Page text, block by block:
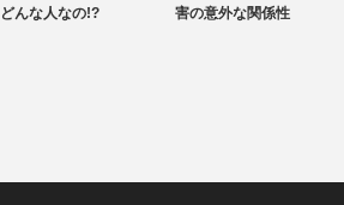
どんな人なの!?
害の意外な関係性